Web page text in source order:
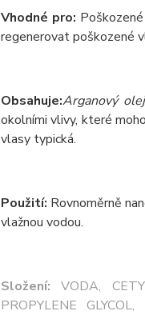
Vhodné pro:
regenerovat poškozené
Obsahuje:Arganový olej
okolními vlivy, které
vlasy typická.
Použití: Rovnoměrně
vlažnou vodou.
Složení:VODA,
PROPYLENE